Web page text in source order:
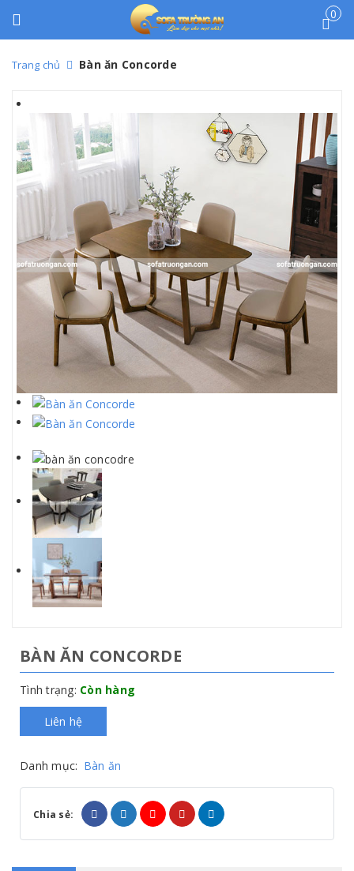
0
Trang chủ Bàn ăn Concorde
BÀN ĂN CONCORDE
Tình trạng: Còn hàng
Liên hệ
Danh mục: Bàn ăn
Chia sẻ: